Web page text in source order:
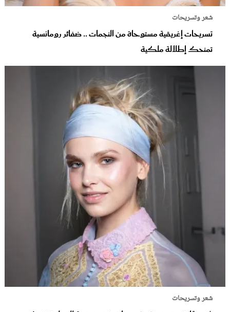
شعر وتسريحات
تسريحات إغريقية مستوحاة من النجمات .. ضفائر رومانسية
تمنحك إطلالة ملكية
شعر وتسريحات